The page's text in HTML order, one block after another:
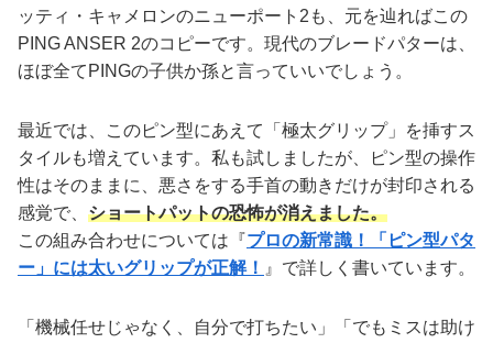
ッティ・キャメロンのニューポート2も、元を辿ればこの
PING ANSER 2のコピーです。現代のブレードパターは、
ほぼ全てPINGの子供か孫と言っていいでしょう。
最近では、このピン型にあえて「極太グリップ」を挿すス
タイルも増えています。私も試しましたが、ピン型の操作
性はそのままに、悪さをする手首の動きだけが封印される
感覚で、 ショートパットの恐怖が消えました。
この組み合わせについては『プロの新常識！「ピン型パタ
ー」には太いグリップが正解！ 』で詳しく書いています。
「機械任せじゃなく、自分で打ちたい」「でもミスは助け